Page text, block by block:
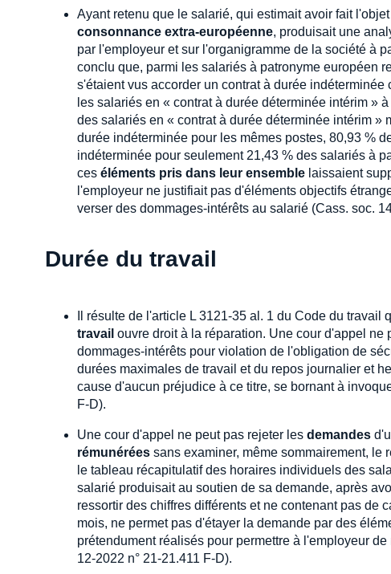
Ayant retenu que le salarié, qui estimait avoir fait
consonnance extra-européenne, produisait une
par l'employeur et sur l'organigramme de la société à
conclu que, parmi les salariés à patronyme européen
s'étaient vus accorder un contrat à durée
les salariés en « contrat à durée déterminée intérim »
des salariés en « contrat à durée déterminée intérim
durée indéterminée pour les mêmes postes, 80,93 %
indéterminée pour seulement 21,43 % des salariés à
ces éléments pris dans leur ensemble laissaient
l'employeur ne justifiait pas d'éléments objectifs
verser des dommages-intérêts au salarié (Cass. soc.
Durée du travail
Il résulte de l'article L 3121-35 al. 1 du Code du travail
travail ouvre droit à la réparation. Une cour d'appel
dommages-intérêts pour violation de l'obligation de
durées maximales de travail et du repos journalier et
cause d'aucun préjudice à ce titre, se bornant à
F-D).
Une cour d'appel ne peut pas rejeter les demandes
rémunérées sans examiner, même sommairement, le
le tableau récapitulatif des horaires individuels des
salarié produisait au soutien de sa demande, après
ressortir des chiffres différents et ne contenant pas
mois, ne permet pas d'étayer la demande par des
prétendument réalisés pour permettre à l'employeur
12-2022 n° 21-21.411 F-D).